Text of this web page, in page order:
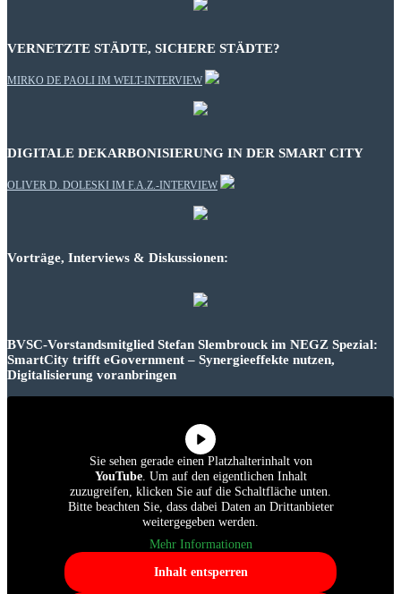
VERNETZTE STÄDTE, SICHERE STÄDTE?
MIRKO DE PAOLI IM WELT-INTERVIEW
DIGITALE DEKARBONISIERUNG IN DER SMART CITY
OLIVER D. DOLESKI IM F.A.Z.-INTERVIEW
Vorträge, Interviews & Diskussionen:
BVSC-Vorstandsmitglied Stefan Slembrouck im NEGZ Spezial:
SmartCity trifft eGovernment – Synergieeffekte nutzen,
Digitalisierung voranbringen
Sie sehen gerade einen Platzhalterinhalt von
YouTube. Um auf den eigentlichen Inhalt
zuzugreifen, klicken Sie auf die Schaltfläche unten.
Bitte beachten Sie, dass dabei Daten an Drittanbieter
weitergegeben werden.
Mehr Informationen
Inhalt entsperren